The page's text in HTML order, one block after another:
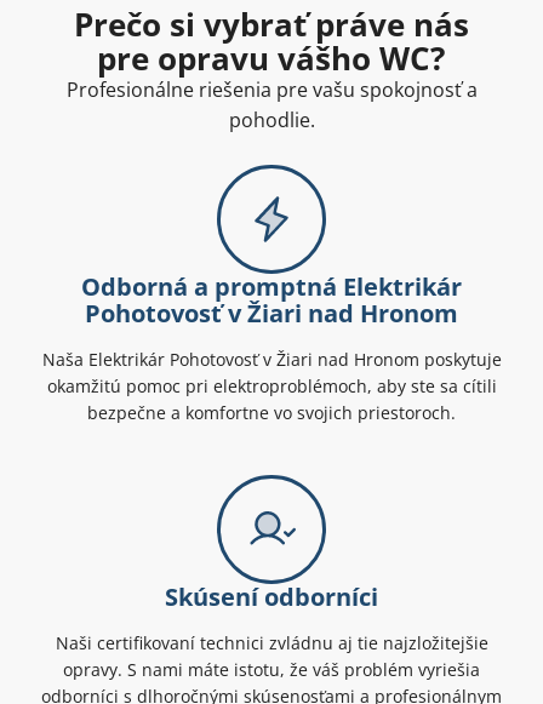
Prečo si vybrať práve nás
pre opravu vášho WC?
Profesionálne riešenia pre vašu spokojnosť a
pohodlie.
Odborná a promptná Elektrikár
Pohotovosť v Žiari nad Hronom
Naša Elektrikár Pohotovosť v Žiari nad Hronom poskytuje
okamžitú pomoc pri elektroproblémoch, aby ste sa cítili
bezpečne a komfortne vo svojich priestoroch.
Skúsení odborníci
Naši certifikovaní technici zvládnu aj tie najzložitejšie
opravy. S nami máte istotu, že váš problém vyriešia
odborníci s dlhoročnými skúsenosťami a profesionálnym